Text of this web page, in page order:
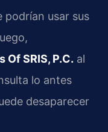
podrían usar sus
Of SRIS, P.C. al
lo antes
desaparecer